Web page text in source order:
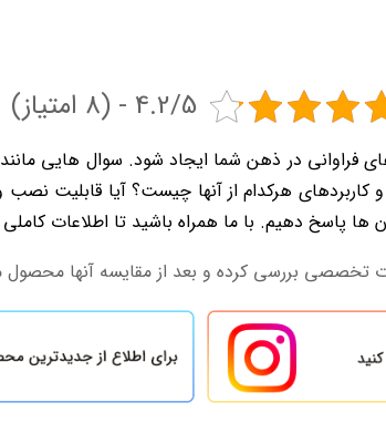
4.2/5 - (8 امتیاز)
فراوانی در ذهن شما ایجاد شود. سوال هایی
هرکدام از آنها چیست؟ آیا قابلیت نصب
پاسخ دهیم. با ما همراه باشید تا اطلاعات
تخصصی بررسی کرده و بعد از مقایسه آنها محصول